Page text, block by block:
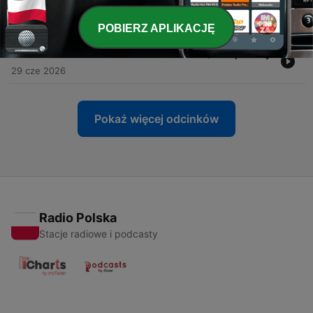
a intencją
03 lip 2026
455 - Aleksandra Michalczewska - 10 km/h do prawdy
29 cze 2026
Pokaż więcej odcinków
Radio Polska
Stacje radiowe i podcasty
POBIERZ APLIKACJĘ